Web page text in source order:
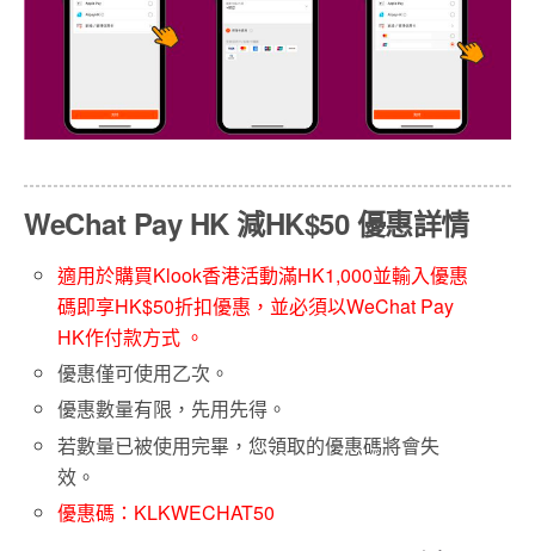
WeChat Pay HK 減HK$50 優惠詳情
適用於購買Klook香港活動滿HK1,000並輸入優惠
碼即享HK$50折扣優惠，並必須以WeChat Pay
HK作付款方式 。
優惠僅可使用乙次。
優惠數量有限，先用先得。
若數量已被使用完畢，您領取的優惠碼將會失
效。
優惠碼：KLKWECHAT50